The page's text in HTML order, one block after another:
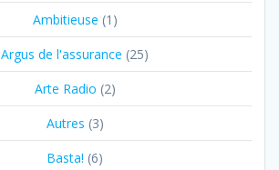
Ambitieuse (1)
Argus de l'assurance (25)
Arte Radio (2)
Autres (3)
Basta! (6)